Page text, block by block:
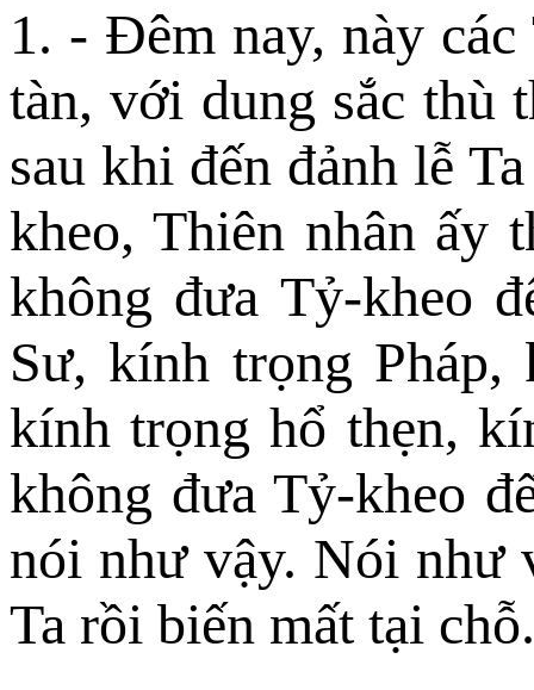
1. - Ðêm nay, này
tàn, với dung sắc thù
sau khi đến đảnh lễ
kheo, Thiên nhân ấy
không đưa Tỷ-kheo
Sư, kính trọng Pháp,
kính trọng hổ thẹn,
không đưa Tỷ-kheo
nói như vậy. Nói như
Ta rồi biến mất tại chỗ.